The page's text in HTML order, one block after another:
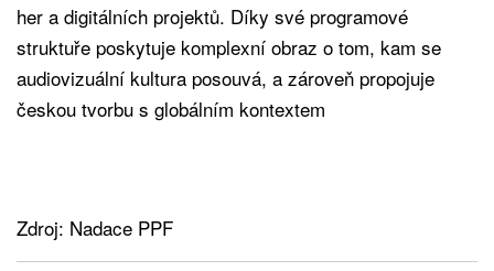
her a digitálních projektů. Díky své programové
struktuře poskytuje komplexní obraz o tom, kam se
audiovizuální kultura posouvá, a zároveň propojuje
českou tvorbu s globálním kontextem
Zdroj: Nadace PPF